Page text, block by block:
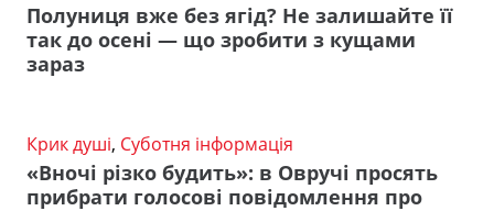
Полуниця вже без ягід? Не залишайте її
так до осені — що зробити з кущами
зараз
Крик душі, Суботня інформація
«Вночі різко будить»: в Овручі просять
прибрати голосові повідомлення про